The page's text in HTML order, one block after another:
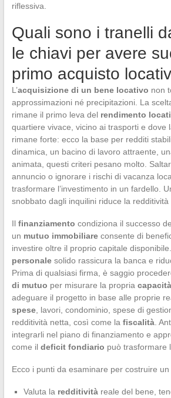
riflessiva.
Quali sono i tranelli
le chiavi per avere
primo acquisto
L’acquisizione di un bene locativo non
approssimazioni né precipitazioni. La
rimane il primo leva del rendimento
quartiere vivace, vicino ai trasporti e dove
rimane forte: ecco la base per redditi
dinamica, un bacino di lavoro attraente,
animata, questi criteri pesano molto.
annuncio o ignorare i rischi di vacanza
trasformare l’investimento in un fardello.
snobbato dagli inquilini riduce la redditività
Il finanziamento condiziona il successo
un mutuo immobiliareconsente di
investire oltre il proprio capitale
personalesolido rassicura la banca e
Prima di qualsiasi firma, è saggio
di mutuo per misurare la propria
adeguare il progetto in base alle proprie
spese, lavori, condominio, spese di
redditività netta, così come la fiscalità.
integrarli nel piano di finanziamento e
come il deficit fondiario può trasformare
Ecco i punti da esaminare per costruire
Valuta la redditivitàreale del bene,